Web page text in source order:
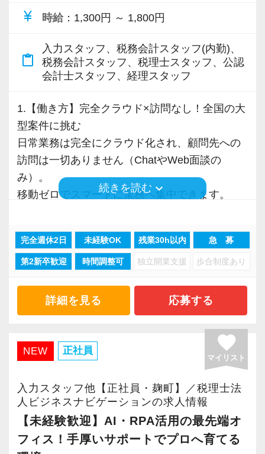
とキャリアを築いていただきます。
【報酬とキャリア】
年収はご希望に基づき決定します。
ような価値を提供できるかを提示していただく
ことで、双方に納得のいく形で条件を整えま
す。
【応募について】
「楽しみながら働きたい」「自由な働き方に興
い。
当法人のリクルートサイトもあわせてご覧いた
だき、詳細をご確認ください。
https://0base.co.jp/recruitment/
もちろん、休暇のためだけではなく、お客様
「休みの日に急なお願いがお客様からきてし
まっている・・」そんなときは別のスタッフが
◉ freee福利厚生でスマホがあればカフェ・コン
ビニ全国10万点歩以上で特別価格！
ゼロベースでは、スタッフの方々が日常で受
けやすい福利厚生を導入しています！
いつでもどこでも特別価格で映画の鑑賞や飲
【お任せする業務内容】
ご担当いただく業務や顧問先数は、希望する働
き方に応じて調整いたします。
業務内容は、税理士補助業務が中心となります
理体制などのサポートなどができ、経営者の重
要なパートナーとなれる人材を想定していま
また、弊社代表が公認会計士でもあることか
ら、興味がある方には、税務のみならず以下の
ような多様なチャレンジの機会も提供していま
す。
やインセンティブの獲得方法は千差万別です。
・とにかく電話でどんどんアプローチする人
・お客様や金融機関と仲良くなって紹介しても
・SNSアプリなどを使って情報を集める人
・既存のお客様のサービス幅を拡げて顧問料を
あげてもらう人
・お客様との食事や飲み会などで新規案件を獲
得する人 など。
さがあります♪
「成果を出しても評価されず、収入も変わらな
「業務内容が単調で、もっと色々とチャレンジ
してみたい」
こうした理由で転職を考えている方にはとても
《求める人物像／応募条件》
◎税務・会計士事務所での実務経験がある方
◎自分なりのやり方で信頼関係を築きたい方
こうしたやりとりをしながら、お客様と信頼関
係を築きたいという方も少なくないのではない
でしょうか。それはお客様も同じです。
だからこそ、当法人では「お会いして話すこ
いています。
【目指すのは、100年続く日本一ホワイトな環
境】
税理士法人は株式会社のように上場して組織を
守っていくことはできません。
一人ひとりの誠実さや創意工夫が大切です。
私たちはスタッフが満足しながら活躍でき、お
客様にも認められる。
この好循環を繰り返していくことで、100年続く
経営と日本一ホワイトな組織を創り上げていき
充実した待遇や評価制度、働きやすさの整備な
どもこうした目標に向けた取り組みの一部で
す。
【頑張るほど収入も増える明確な評価体制】
担当する顧問先の売上や新規開拓など、複数の
currency_yen 時給 ：1,300円 ～ 1,800円
content_paste
入力スタッフ、税務会計スタッフ(内勤)、
税務会計スタッフ、税理士スタッフ、公認
会計士スタッフ、経理スタッフ
1.【働き方】完全クラウド×訪問なし！全国の大
型案件に挑む
日常業務は完全にクラウド化され、顧問先への
訪問は一切ありません（ChatやWeb面談の
み）。
移動ゼロでスマートに業務へ集中できます。
のDX環境で市場価値を高めたい方に最適な環境
です。
告書作成へ
社内には公認会計士・税理士の有資格者が多
く、最高峰のノウハウをいつでも聞ける環境で
す。
全員がワンフロアのオフィスにいるためサポー
ト体制も抜群。
未経験スタートでも、わずか1年で税務申告書が
作成できるまでに成長できます。
続きを読む keyboard_arrow_down
完全週休2日 未経験OK 残業30h以内 急 募
第2新卒歓迎 時間調整可 独立開業支援 歩合制度あり
詳細を見る 応募する
NEW 正社員 favorite
マイリスト
入力スタッフ他【正社員・麹町】／税理士法
人ビジネスナビゲーションの求人情報
【未経験歓迎】AI・RPA活用の最先端オ
フィス！手厚いサポートでプロへ育てる